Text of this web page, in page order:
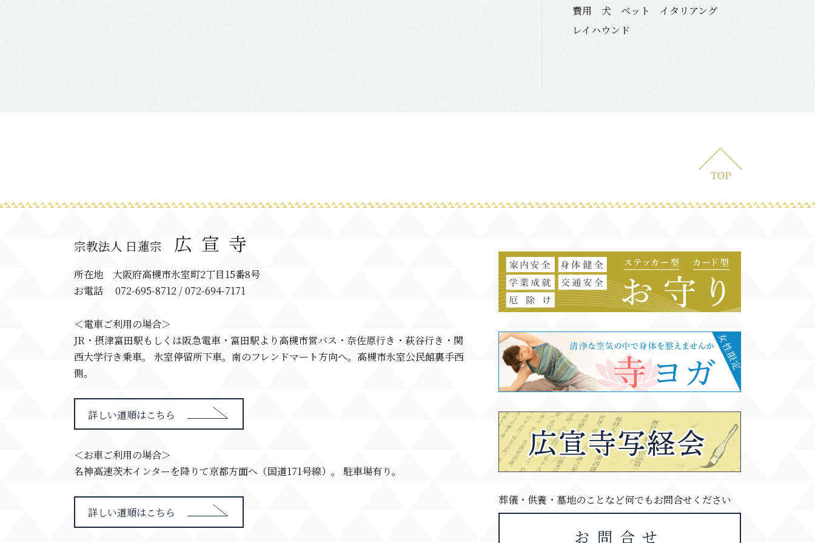
費用 犬 ベット イタリアング
レイハウンド
TOP
宗教法人 日蓮宗 広宣寺
所在地 大阪府高槻市氷室町2丁目15番8号
お電話 072-695-8712 / 072-694-7171
＜電車ご利用の場合＞
JR・摂津富田駅もしくは阪急電車・富田駅より高槻市営バス・奈佐原行き・萩谷行き・関
西大学行き乗車。 氷室停留所下車。南のフレンドマート方向へ。高槻市氷室公民館裏手西
側。
詳しい道順はこちら
＜お車ご利用の場合＞
名神高速茨木インターを降りて京都方面へ（国道171号線）。 駐車場有り。
詳しい道順はこちら
葬儀・供養・墓地のことなど何でもお問合せください
お問合せ